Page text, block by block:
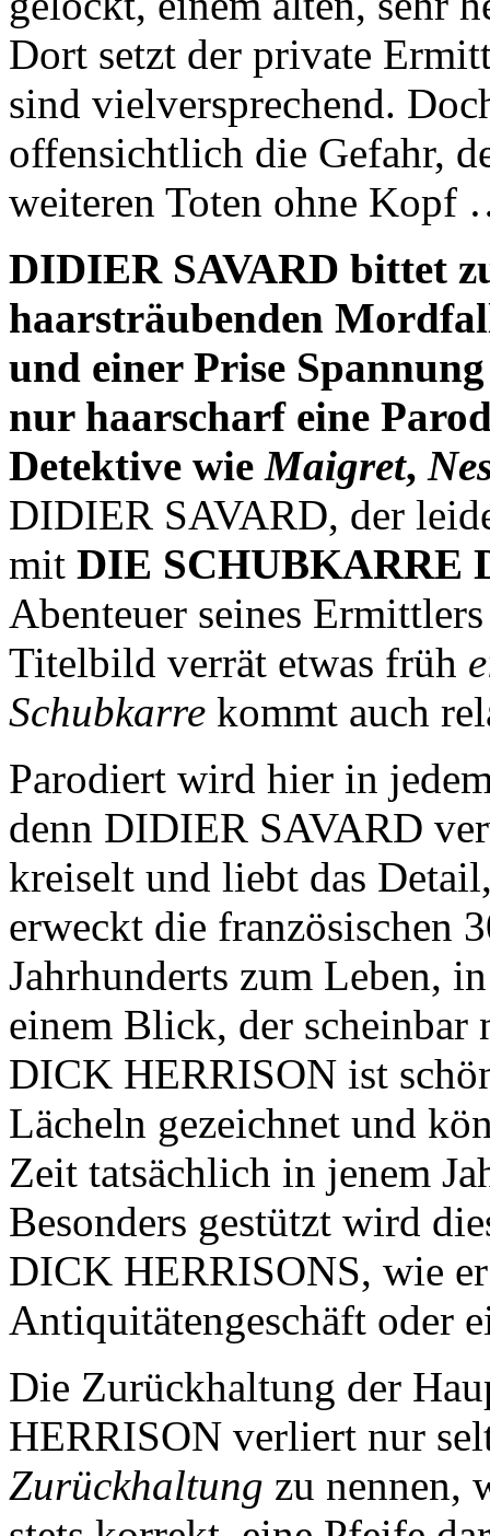
Dort setzt der private
sind vielversprechend.
offensichtlich die Gefahr,
weiteren Toten ohne Kopf
DIDIER SAVARD bittet
haarsträubenden
und einer Prise
nur haarscharf eine
Detektive wieMaigret,
DIDIER SAVARD, der
mit DIE SCHUBKARRE
Abenteuer seines
Titelbild verrät etwas früh
Schubkarre kommt auch
Parodiert wird hier in
denn DIDIER SAVARD
kreiselt und liebt das
erweckt die französischen
Jahrhunderts zum Leben,
einem Blick, der
DICK HERRISON ist
Lächeln gezeichnet und
Zeit tatsächlich in jenem
Besonders gestützt wird
DICK HERRISONS, wie
Antiquitätengeschäft oder
Die Zurückhaltung der
HERRISON verliert nur
Zurückhaltung zu nennen,